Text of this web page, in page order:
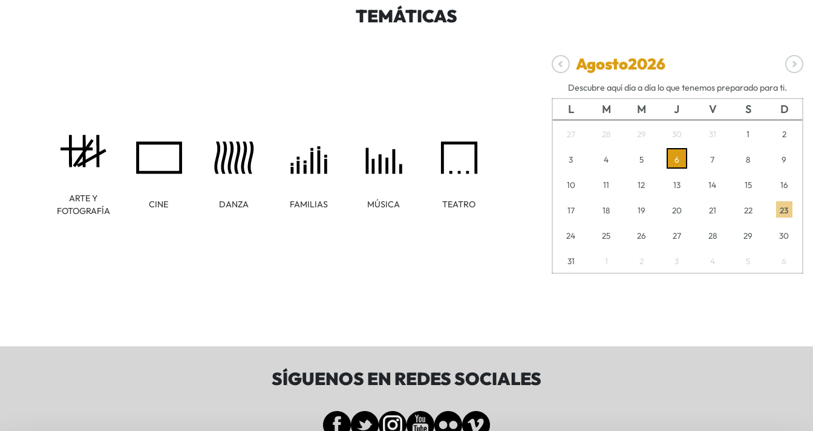
TEMÁTICAS
ARTE Y
FOTOGRAFÍA
CINE DANZA FAMILIAS MÚSICA TEATRO
Agosto2026
Descubre aquí día a día lo que tenemos preparado para ti.
L M M J V S D
27 28 29 30 31 1 2
3 4 5 6 7 8 9
10 11 12 13 14 15 16
17 18 19 20 21 22 23
24 25 26 27 28 29 30
31 1 2 3 4 5 6
SÍGUENOS EN REDES SOCIALES